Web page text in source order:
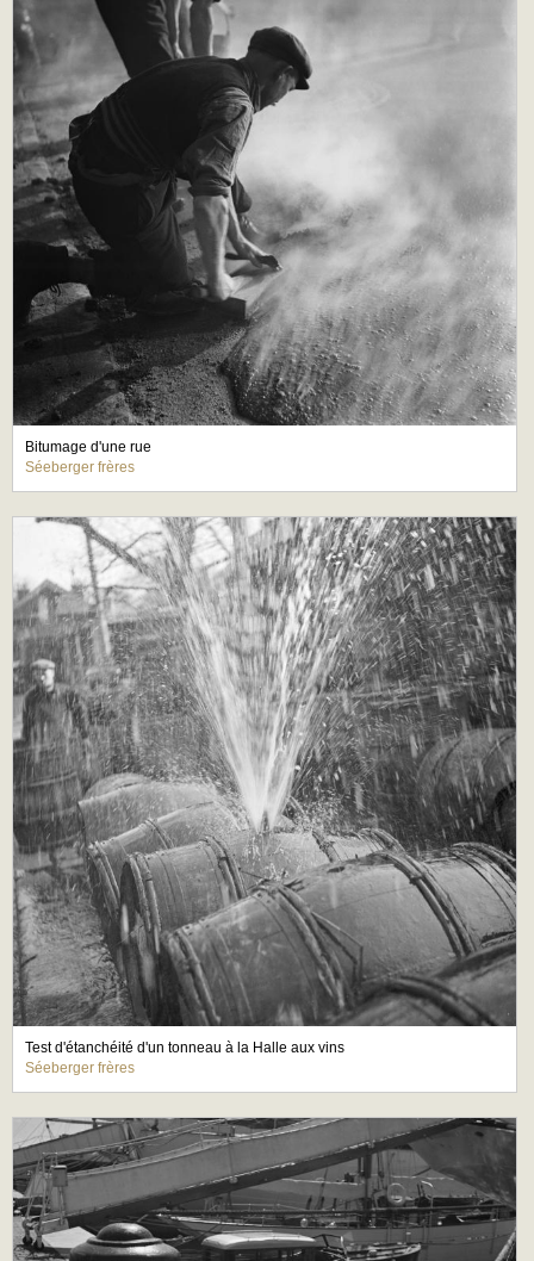
Bitumage d'une rue
Séeberger frères
Test d'étanchéité d'un tonneau à la Halle aux vins
Séeberger frères